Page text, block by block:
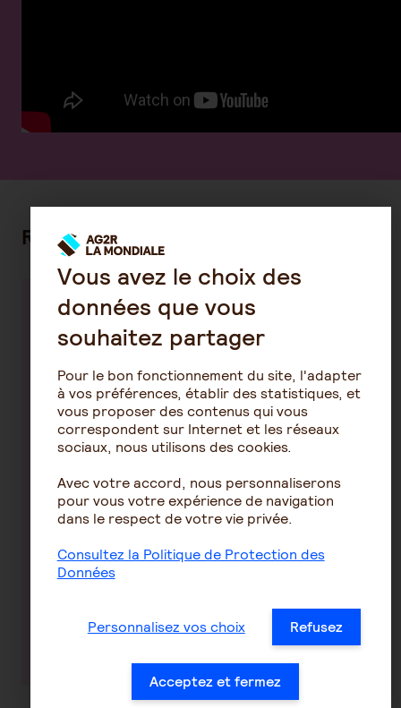
Rester mobile
Se déplacer facilement
Avec SORTIR PLUS vous pouvez vous rendre
à la gare, chez le coiffeur, retrouver des
amis, faire des courses, voir des spectacles…
à pied ou en voiture, la destination est celle
de votre choix
Vous avez le choix des
données que vous
souhaitez partager
Pour le bon fonctionnement du site, l'adapter
à vos préférences, établir des statistiques, et
vous proposer des contenus qui vous
correspondent sur Internet et les réseaux
sociaux, nous utilisons des cookies.
Avec votre accord, nous personnaliserons
pour vous votre expérience de navigation
dans le respect de votre vie privée.
Consultez la Politique de Protection des
Données
Personnalisez vos choix Refusez
Acceptez et fermez